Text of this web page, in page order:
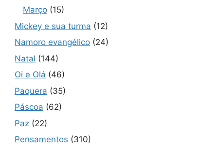
Março (15)
Mickey e sua turma (12)
Namoro evangélico (24)
Natal (144)
Oi e Olá (46)
Paquera (35)
Páscoa (62)
Paz (22)
Pensamentos (310)